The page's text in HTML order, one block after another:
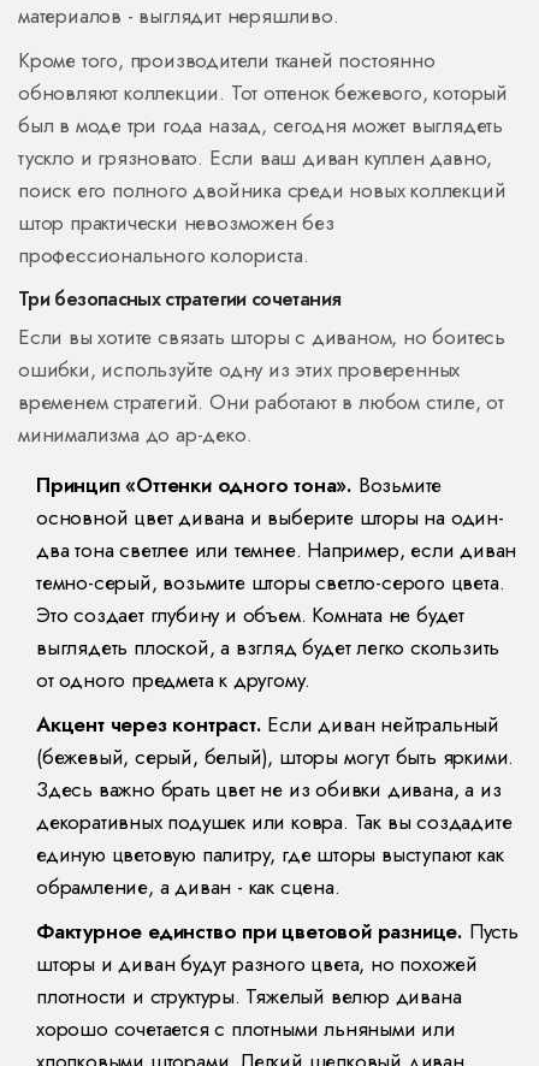
материалов - выглядит неряшливо.
Кроме того, производители тканей постоянно
обновляют коллекции. Тот оттенок бежевого, который
был в моде три года назад, сегодня может выглядеть
тускло и грязновато. Если ваш диван куплен давно,
поиск его полного двойника среди новых коллекций
штор практически невозможен без
профессионального колориста.
Три безопасных стратегии сочетания
Если вы хотите связать шторы с диваном, но боитесь
ошибки, используйте одну из этих проверенных
временем стратегий. Они работают в любом стиле, от
минимализма до ар-деко.
Принцип «Оттенки одного тона». Возьмите
основной цвет дивана и выберите шторы на один-
два тона светлее или темнее. Например, если диван
темно-серый, возьмите шторы светло-серого цвета.
Это создает глубину и объем. Комната не будет
выглядеть плоской, а взгляд будет легко скользить
от одного предмета к другому.
Акцент через контраст. Если диван нейтральный
(бежевый, серый, белый), шторы могут быть яркими.
Здесь важно брать цвет не из обивки дивана, а из
декоративных подушек или ковра. Так вы создадите
единую цветовую палитру, где шторы выступают как
обрамление, а диван - как сцена.
Фактурное единство при цветовой разнице. Пусть
шторы и диван будут разного цвета, но похожей
плотности и структуры. Тяжелый велюр дивана
хорошо сочетается с плотными льняными или